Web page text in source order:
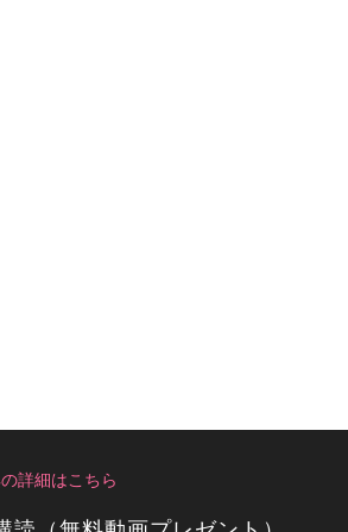
詳細はこちら